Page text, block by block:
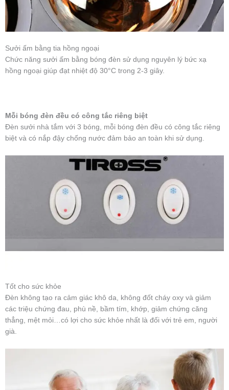
Sưởi ấm bằng tia hồng ngoại
Chức năng sưởi ấm bằng bóng đèn sử dụng nguyên lý bức xạ
hồng ngoại giúp đạt nhiệt độ 30°C trong 2-3 giây.
Mỗi bóng đèn đều có công tắc riêng biệt
Đèn sưởi nhà tắm với 3 bóng, mỗi bóng đèn đều có công tắc riêng
biệt và có nắp đậy chống nước đảm bảo an toàn khi sử dụng.
Tốt cho sức khỏe
Đèn không tạo ra cảm giác khô da, không đốt cháy oxy và giảm
các triệu chứng đau, phù nề, bầm tím, khớp, giảm chứng căng
thẳng, mệt mỏi…có lợi cho sức khỏe nhất là đối với trẻ em, người
già.